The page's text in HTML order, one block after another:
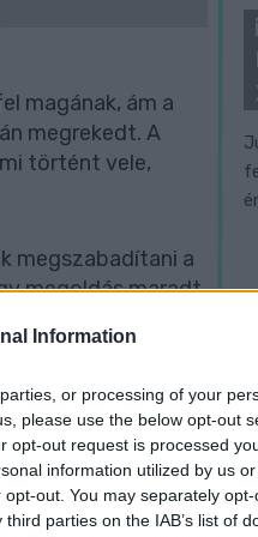
Information
or processing of your
please use the below opt-out
opt-out request is processed
information utilized by us
out. You may separately
parties on the IAB’s list of
magának, ám a
megrekedt. A
történt vele,
megszabadítani a
megoldás maradt,
férfit végül három
ebben szó esik
a
balesetek mindkét
jutnak ilyen